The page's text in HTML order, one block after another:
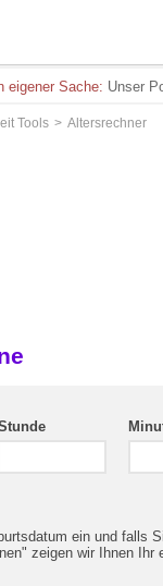
eigener Sache: Unser
Tools Altersrechner
ein und falls
zeigen wir Ihnen